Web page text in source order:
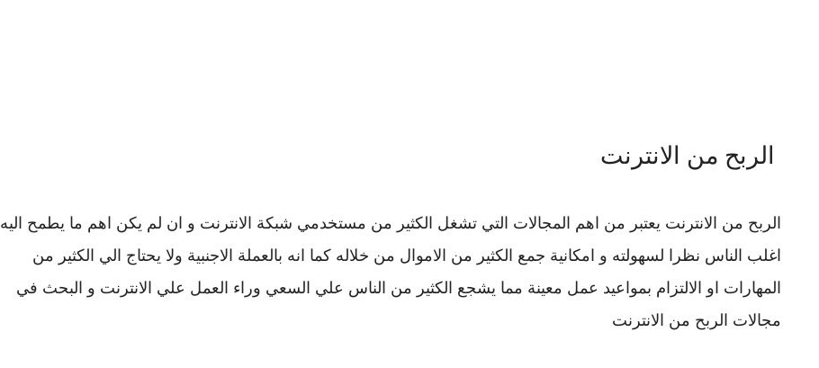
الربح من الانترنت
الربح من الانترنت يعتبر من اهم المجالات التي تشغل الكثير من مستخدمي شبكة الانترنت و ان لم يكن اهم ما يطمح اليه
اغلب الناس نظرا لسهولته و امكانية جمع الكثير من الاموال من خلاله كما انه بالعملة الاجنبية ولا يحتاج الي الكثير من
المهارات او الالتزام بمواعيد عمل معينة مما يشجع الكثير من الناس علي السعي وراء العمل علي الانترنت و البحث في
مجالات الربح من الانترنت